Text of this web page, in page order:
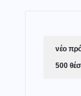
νέο
500